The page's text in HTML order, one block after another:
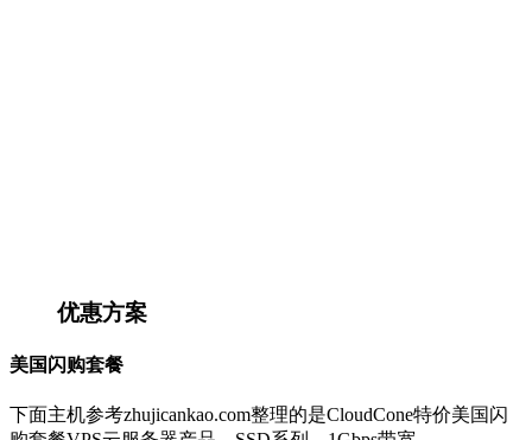
优惠方案
美国闪购套餐
下面主机参考zhujicankao.com整理的是CloudCone特价美国闪